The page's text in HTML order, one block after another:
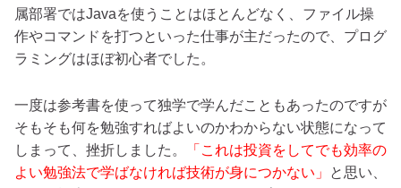
属部署ではJavaを使うことはほとんどなく、ファイル操
作やコマンドを打つといった仕事が主だったので、プログ
ラミングはほぼ初心者でした。
一度は参考書を使って独学で学んだこともあったのですが
そもそも何を勉強すればよいのかわからない状態になって
しまって、挫折しました。
「これは投資をしてでも効率の
よい勉強法で学ばなければ技術が身につかない」
と思い、